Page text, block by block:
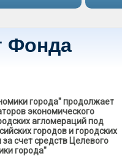
Фонда
города" продолжает
экономического
агломераций под
городов и городских
счет средств Целевого
города"